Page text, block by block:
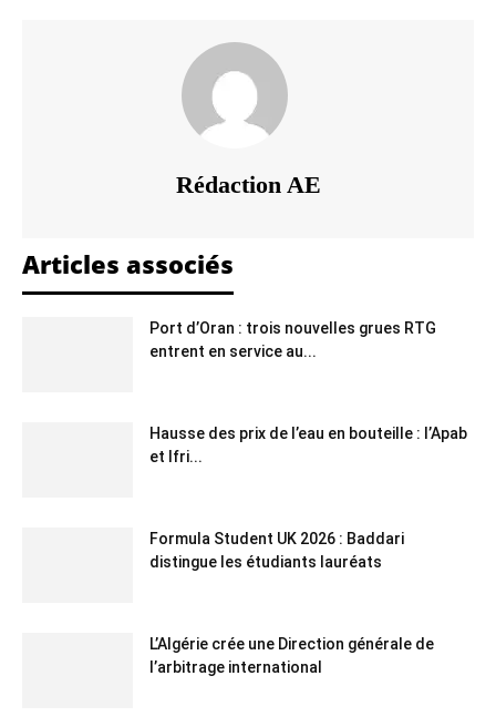
Rédaction AE
Articles associés
Port d’Oran : trois nouvelles grues RTG
entrent en service au...
Hausse des prix de l’eau en bouteille : l’Apab
et Ifri...
Formula Student UK 2026 : Baddari
distingue les étudiants lauréats
L’Algérie crée une Direction générale de
l’arbitrage international